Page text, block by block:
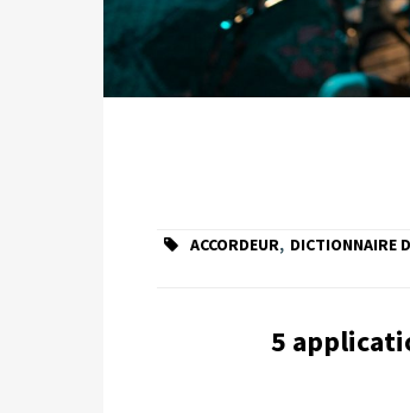
ACCORDEUR, DICTIONNAIRE
5